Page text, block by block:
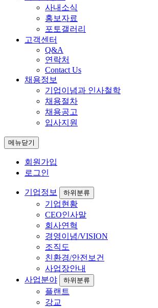
사내소식
홍보자료
포토갤러리
고객센터
Q&A
연락처
Contact Us
채용정보
기업이념과 인사철학
채용절차
채용공고
입사지원
메뉴닫기
회원가입
로그인
기업정보 하위분류
기업현황
CEO인사말
회사연혁
경영이념/VISION
조직도
친환경/안전보건
사업장안내
사업분야
하위분류
플랜트
강교